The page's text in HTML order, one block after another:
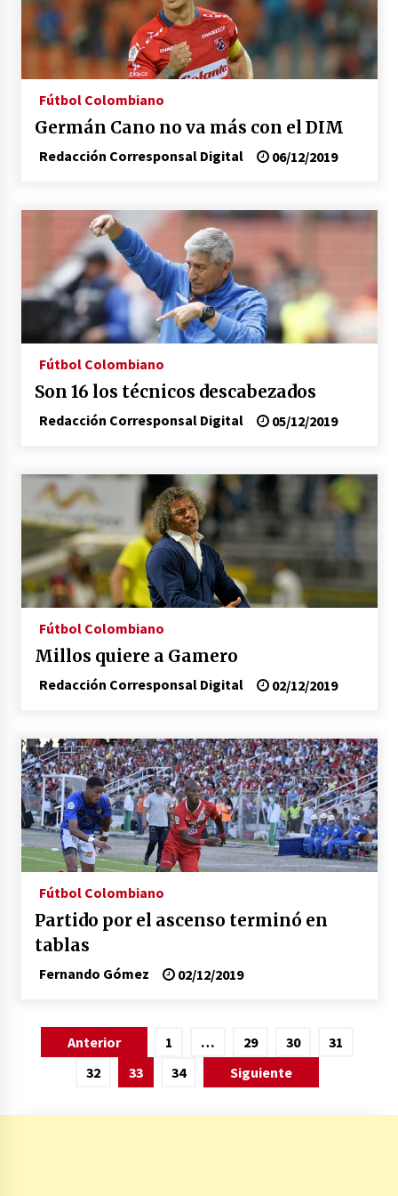
Fútbol Colombiano
Germán Cano no va más con el DIM
Redacción Corresponsal Digital 06/12/2019
Fútbol Colombiano
Son 16 los técnicos descabezados
Redacción Corresponsal Digital 05/12/2019
Fútbol Colombiano
Millos quiere a Gamero
Redacción Corresponsal Digital 02/12/2019
Fútbol Colombiano
Partido por el ascenso terminó en
tablas
Fernando Gómez 02/12/2019
Paginación
Anterior 1 … 29 30
31
32
33 34 Siguiente